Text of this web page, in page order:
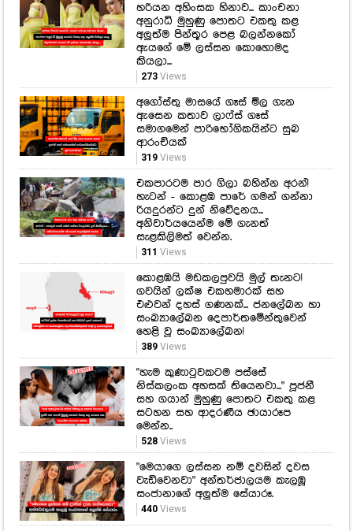
හරියන අහිංසක හිනාව... කාංචනා
අනුරාධි මුහුණු පොතට එකතු කළ
අලුත්ම පින්තූර පෙළ බලන්නකෝ
ඇයගේ මේ ලස්සන කොහොමද
කියලා...
273Views
අගෝස්තු මාසයේ ගෑස් මිල ගැන
ඇසෙන කතාව ලාෆ්ස් ගෑස්
සමාගමෙන් පාරිභෝගිකයින්ට සුබ
ආරංචියක්
319Views
එකපාරටම පාර ගිලා බහින්න අරන්!
හැටන් - කොළඹ පාරේ ගමන් ගන්නා
රියදුරන්ට දුන් නිවේදනය...
අනිවාර්යයෙන්ම මේ ගැනත්
සැළකිලිමත් වෙන්න.
311 Views
කොළඹයි මඩකලපුවයි මුල් තැනට!
ගවයින් ලක්ෂ එකහමාරක් සහ
එළුවන් දහස් ගණනක්... ජනලේඛන හා
සංඛ්‍යාලේඛන දෙපාර්තමේන්තුවෙන්
හෙළි වූ සංඛ්‍යාලේඛන!
389Views
"හැම කුණාටුවකටම පස්සේ
නිස්කලංක අහසක් තියෙනවා..." පූජනී
සහ ගයාන් මුහුණු පොතට එකතු කළ
සටහන සහ ආදරණීය ඡායාරූප
මෙන්න..
528Views
"මෙයාගෙ ලස්සන නම් දවසින් දවස
වැඩිවෙනවා" අන්තර්ජාලයම කැලඹූ
සංජානාගේ අලුත්ම සේයාරූ.
440Views